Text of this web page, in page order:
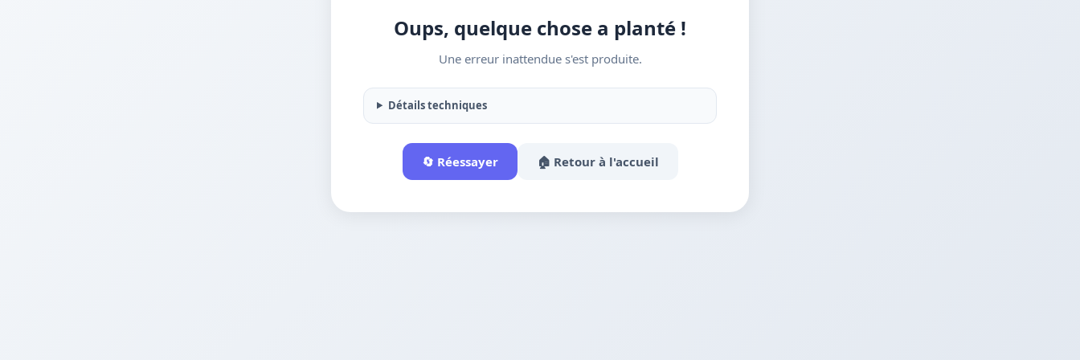
Oups, quelque chose a planté !
Une erreur inattendue s'est produite.
Détails techniques
🔄 Réessayer 🏠 Retour à l'accueil